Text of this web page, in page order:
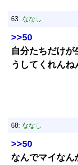
63: ななし
>>50
自分たちだけ
うしてくれんね
68: ななし
>>50
なんでマイなん